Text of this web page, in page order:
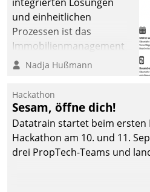
und einheitlichen
Prozessen ist das
Immobilienmanagement
der Bayerischen
Ressort Kapitalanlage für
künftige Aufgaben und
Herausforderungen
gerüstet.
Nadja Hußmann
Hackathon
Sesam, öffne dich!
Datatrain startet beim ersten
Hackathon am 10. und 11.
drei PropTech-Teams und